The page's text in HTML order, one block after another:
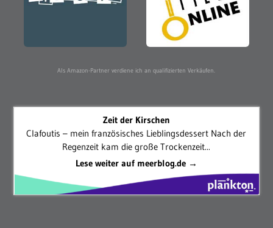
Als Amazon-Partner verdiene ich an qualifizierten Verkäufen.
Zeit der Kirschen
Clafoutis – mein französisches Lieblingsdessert Nach der
Regenzeit kam die große Trockenzeit...
Lese weiter auf meerblog.de →